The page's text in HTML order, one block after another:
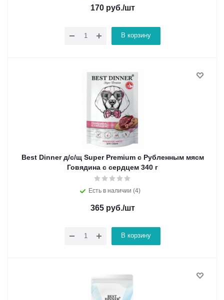
170руб./шт
В корзину
Best Dinner д/с/щ Super Premium с Рубленным мясм
Говядина с сердцем 340 г
Есть в наличии (4)
365руб./шт
В корзину